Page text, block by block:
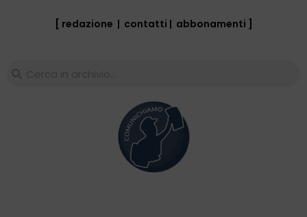
[ redazione | contatti | abbonamenti ]